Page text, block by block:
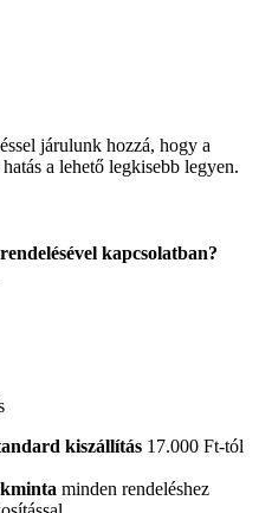
járulunk hozzá, hogy a
a lehető legkisebb legyen.
kapcsolatban?
kiszállítás 17.000 Ft-tól
minden rendeléshez